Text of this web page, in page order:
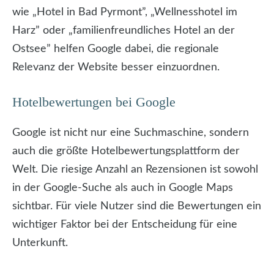
wie „Hotel in Bad Pyrmont”, „Wellnesshotel im
Harz” oder „familienfreundliches Hotel an der
Ostsee” helfen Google dabei, die regionale
Relevanz der Website besser einzuordnen.
Hotelbewertungen bei Google
Google ist nicht nur eine Suchmaschine, sondern
auch die größte Hotelbewertungsplattform der
Welt. Die riesige Anzahl an Rezensionen ist sowohl
in der Google-Suche als auch in Google Maps
sichtbar. Für viele Nutzer sind die Bewertungen ein
wichtiger Faktor bei der Entscheidung für eine
Unterkunft.